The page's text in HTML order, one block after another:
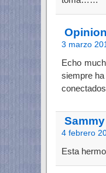
3 marzo
Echo
siempre
Sammy
4 febrero
Esta